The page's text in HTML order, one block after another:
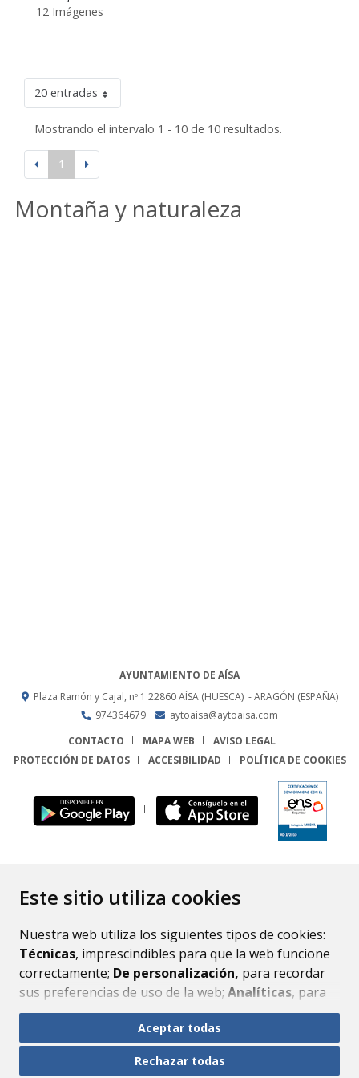
Este sitio utiliza cookies
Nuestra web utiliza los siguientes tipos de cookies:
Técnicas, imprescindibles para que la web funcione
correctamente; De personalización, para recordar
sus preferencias de uso de la web; Analíticas, para
mejorar el funcionamiento de la web y sus servicios.
Si acepta pulsando el botón“Aceptar todas”
consideramos que acepta su uso. Si pulsa el botón
Aceptar todas
Rechazar todas
12 Imágenes
20 entradas
Mostrando el intervalo 1 - 10 de 10 resultados.
1
Montaña y naturaleza
AYUNTAMIENTO DE AÍSA
Plaza Ramón y Cajal, nº 1 22860 AÍSA (HUESCA) - ARAGÓN (ESPAÑA)
974364679
aytoaisa@aytoaisa.com
CONTACTO
MAPA WEB
AVISO LEGAL
PROTECCIÓN DE DATOS
ACCESIBILIDAD POLÍTICA DE COOKIES